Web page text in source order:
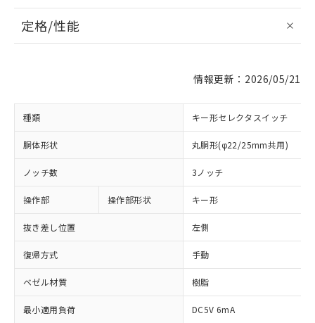
定格/性能
情報更新：2026/05/21
種類 キー形セレクタスイッチ
胴体形状 丸胴形(φ22/25mm共用)
ノッチ数 3ノッチ
操作部 操作部形状 キー形
抜き差し位置 左側
復帰方式 手動
ベゼル材質 樹脂
最小適用負荷 DC5V 6mA